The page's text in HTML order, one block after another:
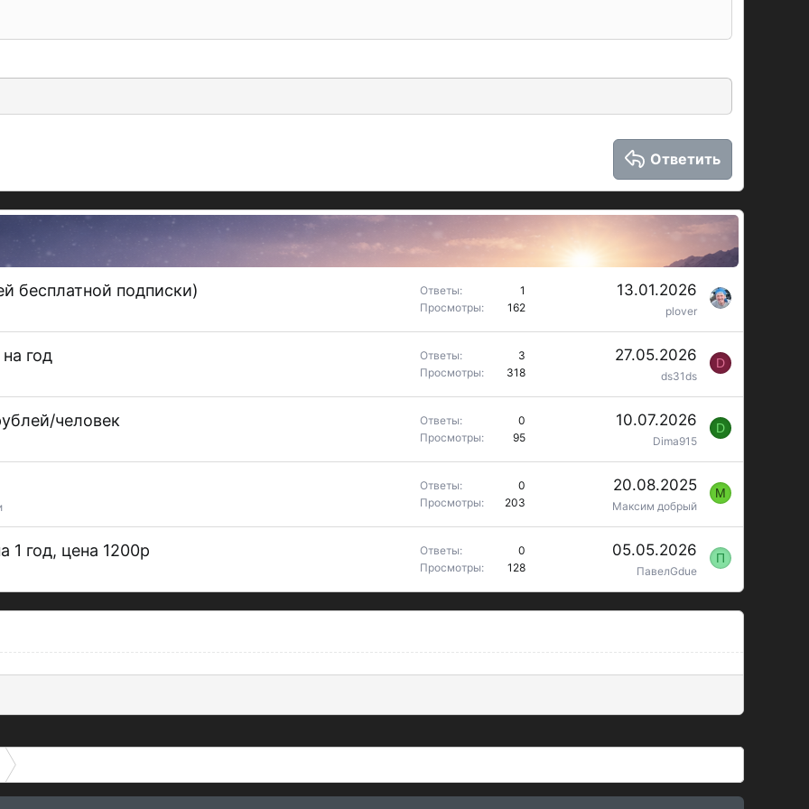
Ответить
бесплатной подписки) Ответы
1
Просмотры
162
13.01.2026
plover
год Ответы
3
Просмотры
318
27.05.2026
ds31ds
D
человек Ответы
0
Просмотры
95
10.07.2026
Dima915
D
Ответы
0
Просмотры
203
20.08.2025
Максим добрый
М
год, цена 1200р Ответы
0
Просмотры
128
05.05.2026
ПавелGdue
П